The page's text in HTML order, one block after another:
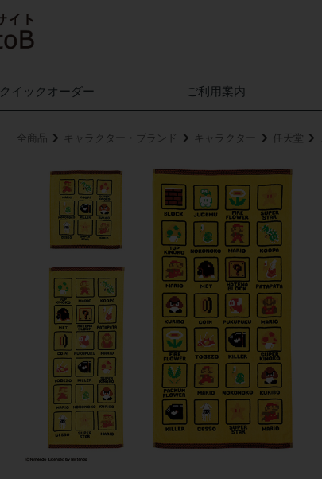
クイック オーダー ご利用案内
全商品 キャラクター・ブランド キャラクター 任天堂